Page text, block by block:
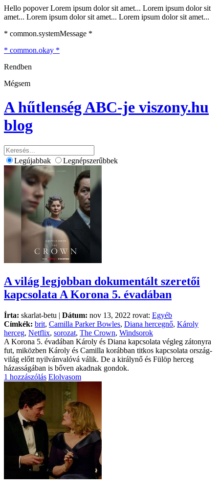
Hello popover Lorem ipsum dolor sit amet... Lorem ipsum dolor sit
amet... Lorem ipsum dolor sit amet... Lorem ipsum dolor sit amet...
* common.systemMessage *
* common.okay *
Rendben
Mégsem
A hűtlenség ABC-je viszony.hu
blog
Legújabbak Legnépszerűbbek
A világ legjobban dokumentált szeretői
kapcsolata A Korona 5. évadában
Írta: skarlat-betu | Dátum: nov 13, 2022 rovat: Egyéb
Címkék: brit, Camilla Parker Bowles, Diana hercegnő, Károly
herceg, Netflix, sorozat, The Crown, Windsorok
A Korona 5. évadában Károly és Diana kapcsolata végleg zátonyra
fut, miközben Károly és Camilla korábban titkos kapcsolata ország-
világ előtt nyilvánvalóvá válik. De a királynő és Fülöp herceg
házasságában is bőven akadnak gondok.
1 hozzászólás Elolvasom